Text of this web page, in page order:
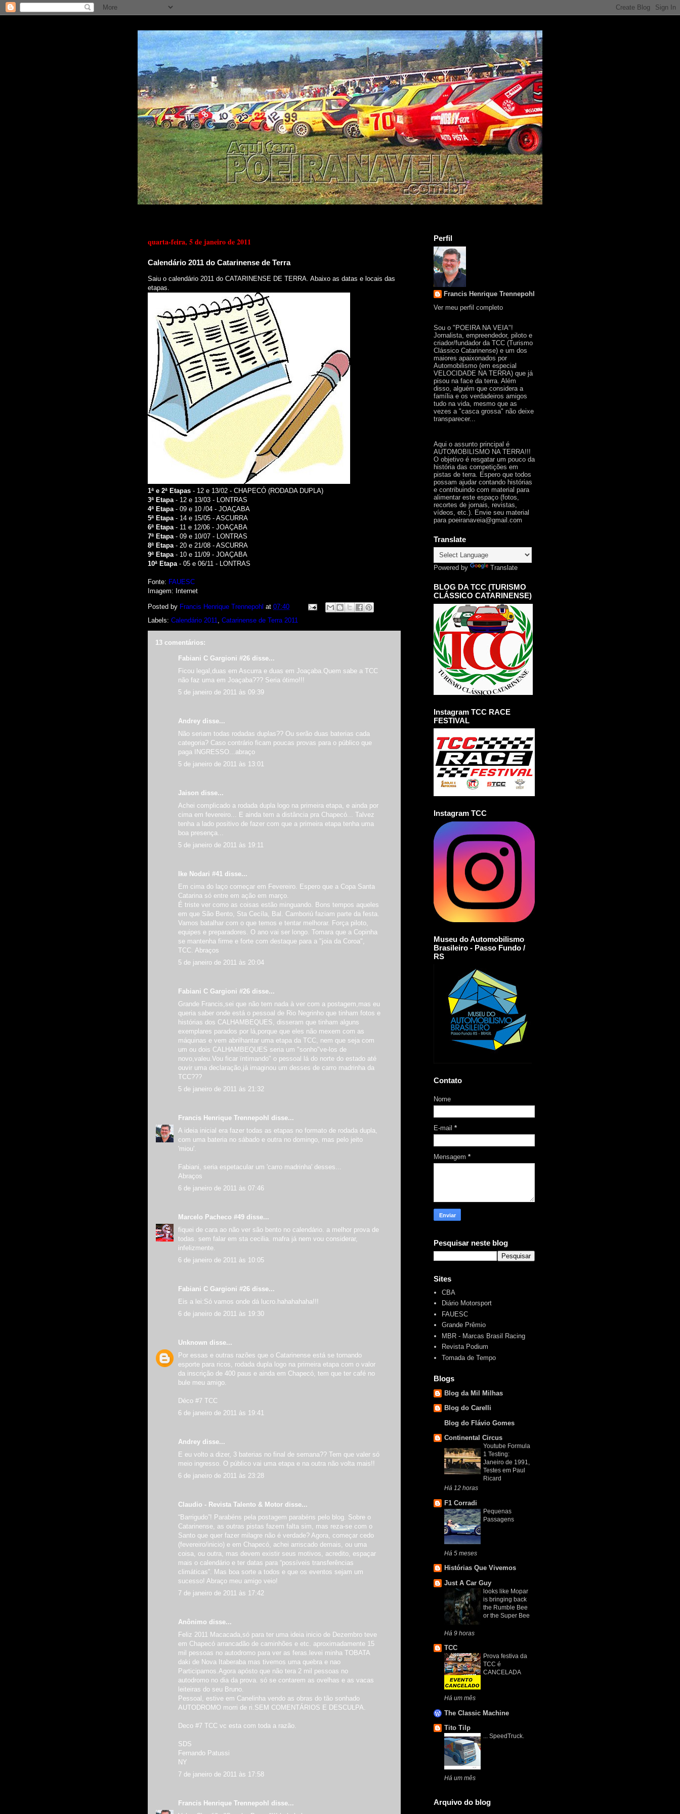
quarta-feira, 5 de janeiro de 2011
Calendário 2011 do Catarinense de Terra
Saiu o calendário 2011 do CATARINENSE DE TERRA. Abaixo as datas e locais das
etapas.
1ª e 2ª Etapas - 12 e 13/02 - CHAPECÓ (RODADA DUPLA)
3ª Etapa- 12 e 13/03 - LONTRAS
4ª Etapa- 09 e 10 /04 - JOAÇABA
5ª Etapa- 14 e 15/05 - ASCURRA
6ª Etapa- 11 e 12/06 - JOAÇABA
7ª Etapa- 09 e 10/07 - LONTRAS
8ª Etapa- 20 e 21/08 - ASCURRA
9ª Etapa- 10 e 11/09 - JOAÇABA
10ª Etapa- 05 e 06/11 - LONTRAS
Fonte: FAUESC
Imagem: Internet
Posted by Francis Henrique Trennepohl at 07:40
Labels: Calendário 2011, Catarinense de Terra 2011
13 comentários:
Fabiani C Gargioni #26 disse...
Ficou legal,duas em Ascurra e duas em Joaçaba.Quem sabe a TCC
não faz uma em Joaçaba??? Seria ótimo!!!
5 de janeiro de 2011 às 09:39
Andrey disse...
Não seriam todas rodadas duplas?? Ou serão duas baterias cada
categoria? Caso contrário ficam poucas provas para o público que
paga INGRESSO...abraço
5 de janeiro de 2011 às 13:01
Jaison disse...
Achei complicado a rodada dupla logo na primeira etapa, e ainda por
cima em fevereiro... E ainda tem a distância pra Chapecó... Talvez
tenha a lado positivo de fazer com que a primeira etapa tenha uma
boa presença...
5 de janeiro de 2011 às 19:11
Ike Nodari #41 disse...
Em cima do laço começar em Fevereiro. Espero que a Copa Santa
Catarina só entre em ação em março.
É triste ver como as coisas estão minguando. Bons tempos aqueles
em que São Bento, Sta Cecíla, Bal. Camboriú faziam parte da festa.
Vamos batalhar com o que temos e tentar melhorar. Força piloto,
equipes e preparadores. O ano vai ser longo. Tomara que a Copinha
se mantenha firme e forte com destaque para a "joia da Coroa",
TCC. Abraços
5 de janeiro de 2011 às 20:04
Fabiani C Gargioni #26 disse...
Grande Francis,sei que não tem nada à ver com a postagem,mas eu
queria saber onde está o pessoal de Rio Negrinho que tinham fotos e
histórias dos CALHAMBEQUES, disseram que tinham alguns
exemplares parados por lá,porque que eles não mexem com as
máquinas e vem abrilhantar uma etapa da TCC, nem que seja com
um ou dois CALHAMBEQUES seria um "sonho"ve-los de
novo,valeu.Vou ficar ïntimando" o pessoal lá do norte do estado até
ouvir uma declaração,já imaginou um desses de carro madrinha da
TCC???
5 de janeiro de 2011 às 21:32
Francis Henrique Trennepohl
disse...
A ideia inicial era fazer todas as etapas no formato de rodada dupla,
com uma bateria no sábado e outra no domingo, mas pelo jeito
'miou'.
Fabiani, seria espetacular um 'carro madrinha' desses...
Abraços
6 de janeiro de 2011 às 07:46
Marcelo Pacheco #49 disse...
fiquei de cara ao não ver são bento no calendário. a melhor prova de
todas. sem falar em sta cecilia. mafra já nem vou considerar,
infelizmente.
6 de janeiro de 2011 às 10:05
Fabiani C Gargioni #26 disse...
Eis a lei:Só vamos onde dá lucro.hahahahaha!!!
6 de janeiro de 2011 às 19:30
Unknown disse...
Por essas e outras razões que o Catarinense está se tornando
esporte para ricos, rodada dupla logo na primeira etapa com o valor
da inscrição de 400 paus e ainda em Chapecó, tem que ter café no
bule meu amigo.
Déco #7 TCC
6 de janeiro de 2011 às 19:41
Andrey disse...
E eu volto a dizer, 3 baterias no final de semana?? Tem que valer só
meio ingresso. O público vai uma etapa e na outra não volta mais!!
6 de janeiro de 2011 às 23:28
Claudio - Revista Talento & Motor disse...
“Barrigudo”! Parabéns pela postagem parabéns pelo blog. Sobre o
Catarinense, as outras pistas fazem falta sim, mas reza-se com o
Santo que quer fazer milagre não é verdade? Agora, começar cedo
(fevereiro/inicio) e em Chapecó, achei arriscado demais, ou uma
coisa, ou outra, mas devem existir seus motivos, acredito, espaçar
mais o calendário e ter datas para “possíveis transferências
climáticas”. Mas boa sorte a todos e que os eventos sejam um
sucesso! Abraço meu amigo veio!
7 de janeiro de 2011 às 17:42
Anônimo disse...
Feliz 2011 Macacada,só para ter uma ideia inicio de Dezembro teve
em Chapecó arrancadão de caminhões e etc. aproximadamente 15
mil pessoas no autodromo para ver as feras.levei minha TOBATA
daki de Nova Itaberaba mas tivemos uma quebra e nao
Participamos.Agora apósto que não tera 2 mil pessoas no
autodromo no dia da prova. só se contarem as ovelhas e as vacas
leiteiras do seu Bruno.
Pessoal, estive em Canelinha vendo as obras do tão sonhado
AUTODROMO morri de ri.SEM COMENTÁRIOS E DESCULPA.
Deco #7 TCC vc esta com toda a razão.
SDS
Fernando Patussi
NY
7 de janeiro de 2011 às 17:58
Francis Henrique Trennepohl
disse...
Perfil
Francis Henrique Trennepohl
Ver meu perfil completo
Sou o "POEIRA NA VEIA"!
Jornalista, empreendedor, piloto e
criador/fundador da TCC (Turismo
Clássico Catarinense) e um dos
maiores apaixonados por
Automobilismo (em especial
VELOCIDADE NA TERRA) que já
pisou na face da terra. Além
disso, alguém que considera a
família e os verdadeiros amigos
tudo na vida, mesmo que as
vezes a "casca grossa" não deixe
transparecer...
Aqui o assunto principal é
AUTOMOBILISMO NA TERRA!!!
O objetivo é resgatar um pouco da
história das competições em
pistas de terra. Espero que todos
possam ajudar contando histórias
e contribuindo com material para
alimentar este espaço (fotos,
recortes de jornais, revistas,
vídeos, etc.). Envie seu material
para poeiranaveia@gmail.com
Translate
Powered by Translate
BLOG DA TCC (TURISMO
CLÁSSICO CATARINENSE)
Instagram TCC RACE
FESTIVAL
Instagram TCC
Museu do Automobilismo
Brasileiro - Passo Fundo /
RS
Contato
Nome
E-mail *
Mensagem *
Pesquisar neste blog
Sites
CBA
Diário Motorsport
FAUESC
Grande Prêmio
MBR - Marcas Brasil Racing
Revista Podium
Tomada de Tempo
Blogs
Blog da Mil Milhas
Blog do Carelli
Blog do Flávio Gomes
Continental Circus
Youtube Formula
1 Testing:
Janeiro de 1991,
Testes em Paul
Ricard
Há 12 horas
F1 Corradi
Pequenas
Passagens
Há 5 meses
Histórias Que Vivemos
Just A Car Guy
looks like Mopar
is bringing back
the Rumble Bee
or the Super Bee
Há 9 horas
TCC
Prova festiva da
TCC é
CANCELADA
Há um mês
The Classic Machine
Tito Tilp
... SpeedTruck.
Há um mês
Arquivo do blog